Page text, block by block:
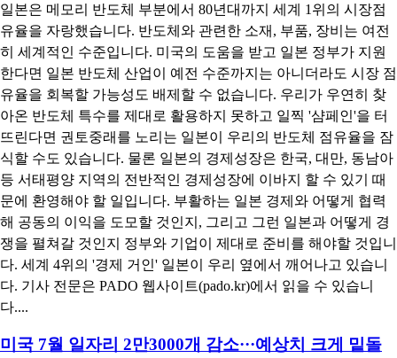
일본은 메모리 반도체 부분에서 80년대까지 세계 1위의 시장점
유율을 자랑했습니다. 반도체와 관련한 소재, 부품, 장비는 여전
히 세계적인 수준입니다. 미국의 도움을 받고 일본 정부가 지원
한다면 일본 반도체 산업이 예전 수준까지는 아니더라도 시장 점
유율을 회복할 가능성도 배제할 수 없습니다. 우리가 우연히 찾
아온 반도체 특수를 제대로 활용하지 못하고 일찍 '샴페인'을 터
뜨린다면 권토중래를 노리는 일본이 우리의 반도체 점유율을 잠
식할 수도 있습니다. 물론 일본의 경제성장은 한국, 대만, 동남아
등 서태평양 지역의 전반적인 경제성장에 이바지 할 수 있기 때
문에 환영해야 할 일입니다. 부활하는 일본 경제와 어떻게 협력
해 공동의 이익을 도모할 것인지, 그리고 그런 일본과 어떻게 경
쟁을 펼쳐갈 것인지 정부와 기업이 제대로 준비를 해야할 것입니
다. 세계 4위의 '경제 거인' 일본이 우리 옆에서 깨어나고 있습니
다. 기사 전문은 PADO 웹사이트(pado.kr)에서 읽을 수 있습니
다....
미국 7월 일자리 2만3000개 감소···예상치 크게 밑돌